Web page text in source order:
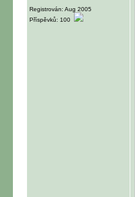
Registrován: Aug 2005
Příspěvků: 100